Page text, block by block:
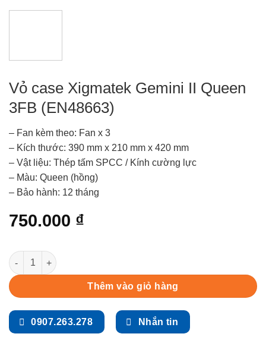
Vỏ case Xigmatek Gemini II Queen
3FB (EN48663)
– Fan kèm theo: Fan x 3
– Kích thước: 390 mm x 210 mm x 420 mm
– Vật liệu: Thép tấm SPCC / Kính cường lực
– Màu: Queen (hồng)
– Bảo hành: 12 tháng
750.000 ₫
Vỏ case Xigmatek Gemini II Queen 3FB (EN48663) quantity
Thêm vào giỏ hàng
0907.263.278 Nhắn tin